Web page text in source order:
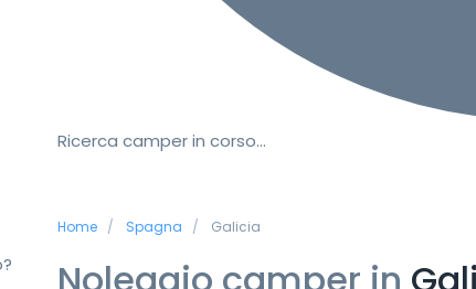
Ricerca camper in corso…
Home Spagna Galicia